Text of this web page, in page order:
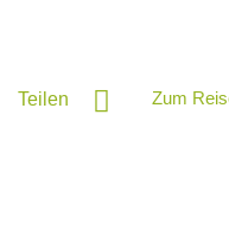
Teilen Zum